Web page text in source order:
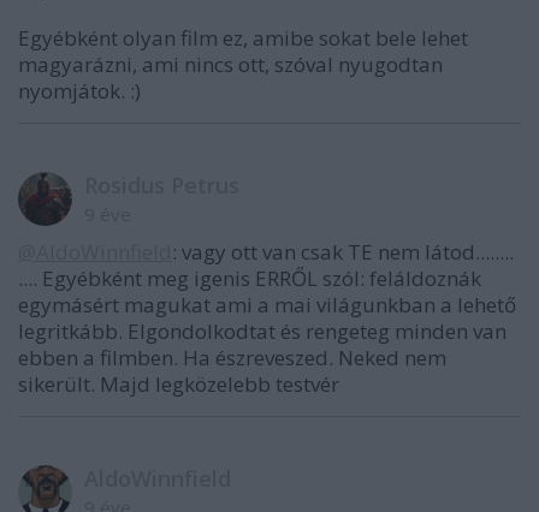
Egyébként olyan film ez, amibe sokat bele lehet
magyarázni, ami nincs ott, szóval nyugodtan
nyomjátok. :)
: vagy ott van csak TE nem látod........
.... Egyébként meg igenis ERRŐL szól: feláldoznák
egymásért magukat ami a mai világunkban a lehető
legritkább. Elgondolkodtat és rengeteg minden van
ebben a filmben. Ha észreveszed. Neked nem
sikerült. Majd legközelebb testvér